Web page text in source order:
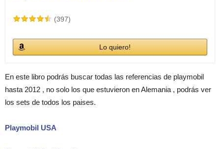
(397)
Lo quiero!
En este libro podrás buscar todas las referencias de playmobil
hasta 2012 , no solo los que estuvieron en Alemania , podrás ver
los sets de todos los paises.
Playmobil USA